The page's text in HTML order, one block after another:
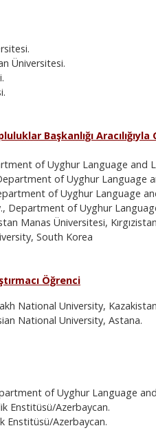
Üniversitesi.
Başkanlığı
of Uyghur Language and
of Uyghur Language
of Uyghur Language
Department of Uyghur
Manas Üniversitesi,
South Korea
Öğrenci
National University,
National University, Astana.
of Uyghur Language
Enstitüsü/Azerbaycan.
Enstitüsü/Azerbaycan.